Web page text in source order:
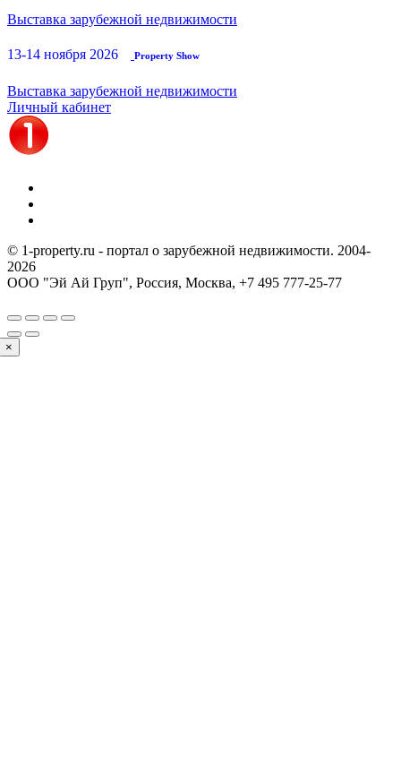
Выставка зарубежной недвижимости
13-14 ноября 2026 Property Show
Выставка зарубежной недвижимости
Личный кабинет
© 1-property.ru - портал о зарубежной недвижимости. 2004-
2026
ООО "Эй Ай Груп", Россия, Москва, +7 495 777-25-77
×